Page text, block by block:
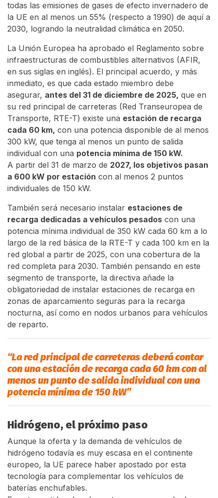
todas las emisiones de gases de efecto invernadero de
la UE en al menos un 55% (respecto a 1990) de aquí a
2030, logrando la neutralidad climática en 2050.
La Unión Europea ha aprobado el Reglamento sobre
infraestructuras de combustibles alternativos (AFIR,
en sus siglas en inglés). El principal acuerdo, y más
inmediato, es que cada estado miembro debe
asegurar, antes del 31 de diciembre de 2025, que en
su red principal de carreteras (Red Transeuropea de
Transporte, RTE-T) existe una estación de recarga
cada 60 km, con una potencia disponible de al menos
300 kW, que tenga al menos un punto de salida
individual con una potencia mínima de 150 kW.
A partir del 31 de marzo de 2027, los objetivos pasan
a 600 kW por estación con al menos 2 puntos
individuales de 150 kW.
También será necesario instalar estaciones de
recarga dedicadas a vehículos pesados ​​con una
potencia mínima individual de 350 kW cada 60 km a lo
largo de la red básica de la RTE-T y cada 100 km en la
red global a partir de 2025, con una cobertura de la
red completa para 2030. También pensando en este
segmento de transporte, la directiva añade la
obligatoriedad de instalar estaciones de recarga en
zonas de aparcamiento seguras para la recarga
nocturna, así como en nodos urbanos para vehículos
de reparto.
“La red principal de carreteras deberá contar
con una estación de recarga cada 60 km con al
menos un punto de salida individual con una
potencia mínima de 150 kW”
Hidrógeno, el próximo paso
Aunque la oferta y la demanda de vehículos de
hidrógeno todavía es muy escasa en el continente
europeo, la UE parece haber apostado por esta
tecnología para complementar los vehículos de
baterías enchufables.